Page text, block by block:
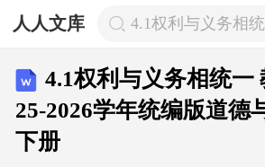
人人文库 4.1权利与义务相
4.1权利与义务相统一
25-2026学年统编版道德
下册